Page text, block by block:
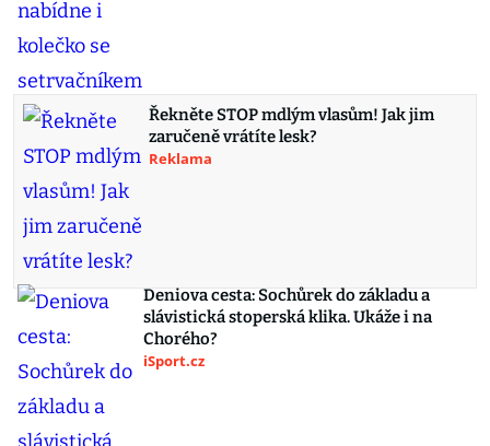
Řekněte STOP mdlým vlasům! Jak jim
zaručeně vrátíte lesk?
Reklama
Deniova cesta: Sochůrek do základu a
slávistická stoperská klika. Ukáže i na
Chorého?
iSport.cz